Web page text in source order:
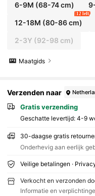
6-9M (68-74 cm)
12-18M (80-86 cm)
12 left
2-3Y (92-98 cm)
Maatgids
Verzenden naar
Gratis verzending
Geschatte levertijd: 4-9
30-daagse gratis
Onderhevig aan eerlijk
Veilige betalingen ·
Verkocht en verzonden
Informatie en